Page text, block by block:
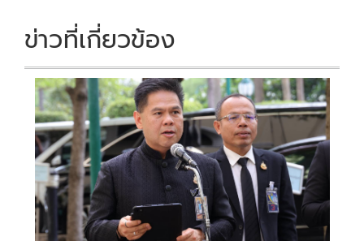
k k
ข่าวที่เกี่ยวข้อง